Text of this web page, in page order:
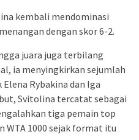
kembali mendominasi
dengan skor 6-2.
juara juga terbilang
ia menyingkirkan sejumlah
Rybakina dan Iga
Svitolina tercatat sebagai
tiga pemain top
WTA 1000 sejak format itu